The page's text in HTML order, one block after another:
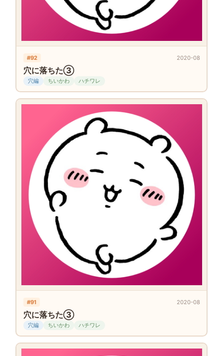
#92 2020-08
穴に落ちた③
穴編 ちいかわ ハチワレ
#91 2020-08
穴に落ちた③
穴編 ちいかわ ハチワレ